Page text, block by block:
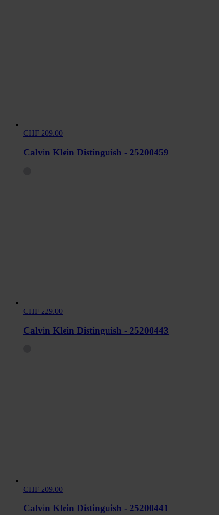
CHF 209.00
Calvin Klein Distinguish - 25200459
CHF 229.00
Calvin Klein Distinguish - 25200443
CHF 209.00
Calvin Klein Distinguish - 25200441